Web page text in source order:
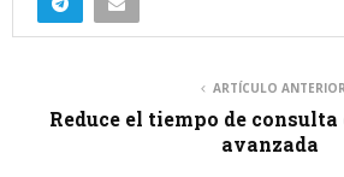
ARTÍCULO ANTERIOR
Reduce el tiempo de
avanzada